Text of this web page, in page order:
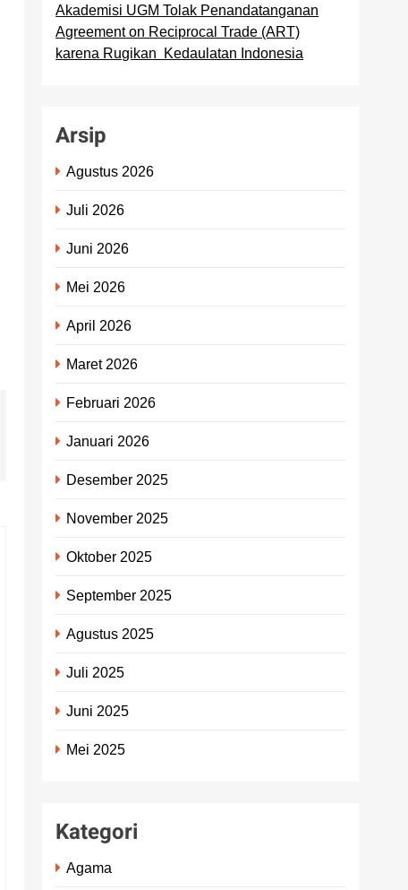
Akademisi UGM Tolak Penandatanganan
Agreement on Reciprocal Trade (ART)
karena Rugikan Kedaulatan Indonesia
Arsip
Agustus 2026
Juli 2026
Juni 2026
Mei 2026
April 2026
Maret 2026
Februari 2026
Januari 2026
Desember 2025
November 2025
Oktober 2025
September 2025
Agustus 2025
Juli 2025
Juni 2025
Mei 2025
Kategori
Agama